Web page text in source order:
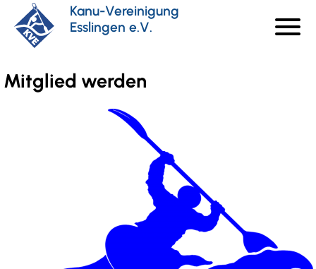
zum
Inhalt
Kanu-Vereinigung
Esslingen e.V.
menu
Mitglied werden